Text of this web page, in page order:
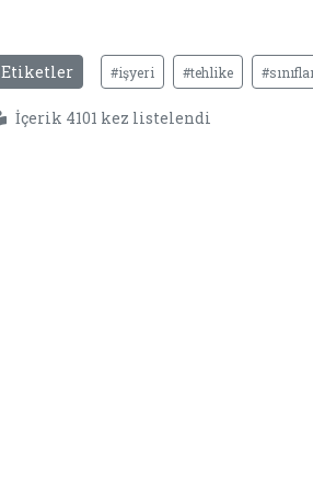
Etiketler #işyeri #tehlike
İçerik 4101 kez listelendi